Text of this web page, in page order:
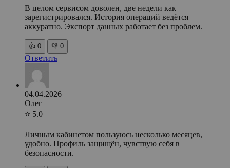
В целом сервисом доволен, две недели как
зарегистрировался. История операций ведётся
аккуратно. Экспорт данных работает без проблем.
👍 0 👎 0
Ответить
04.04.2026
Олег
⭐ 5.0
Личным кабинетом пользуюсь несколько месяцев,
удобно. Профиль защищён, чувствую себя в
безопасности.